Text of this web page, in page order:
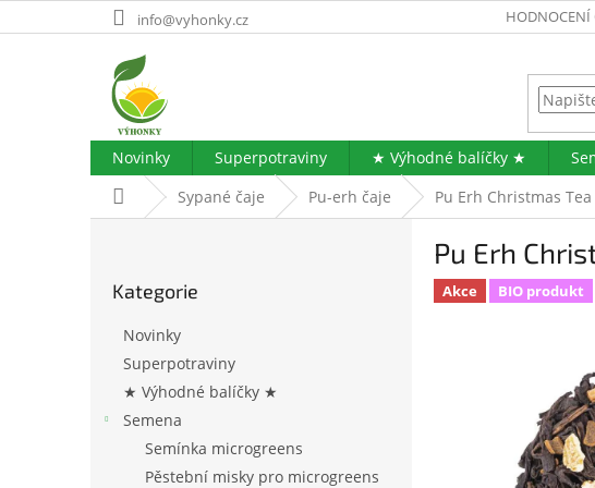
na
info@vyhonky.cz HODNOCENÍ
Novinky Superpotraviny ★ Výhodné balíčky ★
Domů Sypané čaje Pu-erh čaje Pu Erh Christmas
kategorie
Kategorie
Novinky
Superpotraviny
★ Výhodné balíčky ★
Semena
Semínka microgreens
Pěstební misky pro microgreens
Pu Erh
Akce BIO produkt